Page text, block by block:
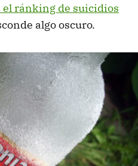
ránking de suicidios
algo oscuro.